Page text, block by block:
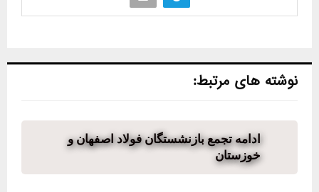
نوشته های مرتبط:
ادامه تجمع بازنشستگان فولاد اصفهان و
خوزستان